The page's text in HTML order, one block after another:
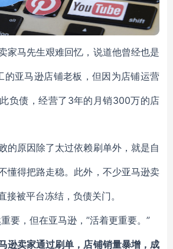
家马先生艰难回忆，说道他曾经也是
的亚马逊店铺老板，但因为店铺运营
负债，经营了3年的月销300万的店
的原因除了太过依赖刷单外，就是自
懂得把路走稳。此外，不少亚马逊卖
接被平台冻结，负债关门。
要，但在亚马逊，”活着更重要。 ”
逊卖家通过刷单，店铺销量暴增，成